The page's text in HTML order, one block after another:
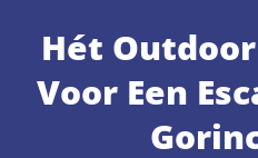
Hét
Voor Een